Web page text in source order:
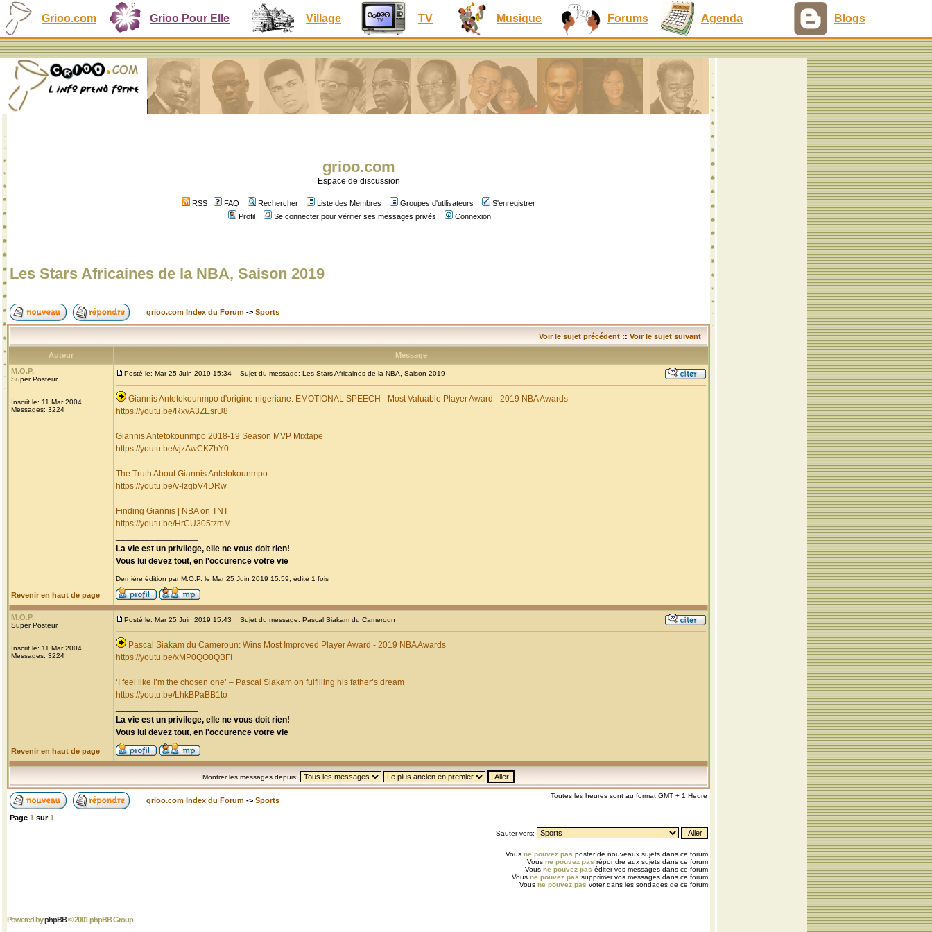
Grioo.com Grioo Pour Elle Village TV Musique Forums Agenda Blogs
grioo.com
Espace de discussion
RSS FAQ Rechercher Liste des Membres Groupes d'utilisateurs
S'enregistrer
Profil
Se connecter pour vérifier ses messages privés Connexion
Les Stars Africaines de la NBA, Saison 2019
grioo.com Index du Forum -> Sports
Voir le sujet précédent :: Voir le sujet suivant
Auteur
Message
M.O.P.
Super Posteur
Inscrit le: 11 Mar 2004
Messages: 3224
Posté le: Mar 25 Juin 2019 15:34 Sujet du message: Les Stars Africaines de la NBA, Saison 2019
Giannis Antetokounmpo d'origine nigeriane: EMOTIONAL SPEECH - Most Valuable Player Award - 2019 NBA Awards
https://youtu.be/RxvA3ZEsrU8
Giannis Antetokounmpo 2018-19 Season MVP Mixtape
https://youtu.be/vjzAwCKZhY0
The Truth About Giannis Antetokounmpo
https://youtu.be/v-lzgbV4DRw
Finding Giannis | NBA on TNT
https://youtu.be/HrCU305tzmM
La vie est un privilege, elle ne vous doit rien!
Vous lui devez tout, en l'occurence votre vie
Dernière édition par M.O.P. le Mar 25 Juin 2019 15:59; édité 1 fois
Revenir en haut de page
M.O.P.
Super Posteur
Inscrit le: 11 Mar 2004
Messages: 3224
Posté le: Mar 25 Juin 2019 15:43 Sujet du message: Pascal Siakam du Cameroun
Pascal Siakam du Cameroun: Wins Most Improved Player Award - 2019 NBA Awards
https://youtu.be/xMP0QO0QBFI
‘I feel like I’m the chosen one’ – Pascal Siakam on fulfilling his father’s dream
https://youtu.be/LhkBPaBB1to
La vie est un privilege, elle ne vous doit rien!
Vous lui devez tout, en l'occurence votre vie
Revenir en haut de page
Montrer les messages depuis:
grioo.com Index du Forum -> Sports
Toutes les heures sont au format GMT + 1 Heure
Page 1 sur1
Sauter vers:
Vous ne pouvez pas poster de nouveaux sujets dans ce forum
Vous ne pouvez pas répondre aux sujets dans ce forum
Vous ne pouvez pas éditer vos messages dans ce forum
Vous ne pouvez pas supprimer vos messages dans ce forum
Vous ne pouvez pas voter dans les sondages de ce forum
Powered byphpBB© 2001 phpBB Group